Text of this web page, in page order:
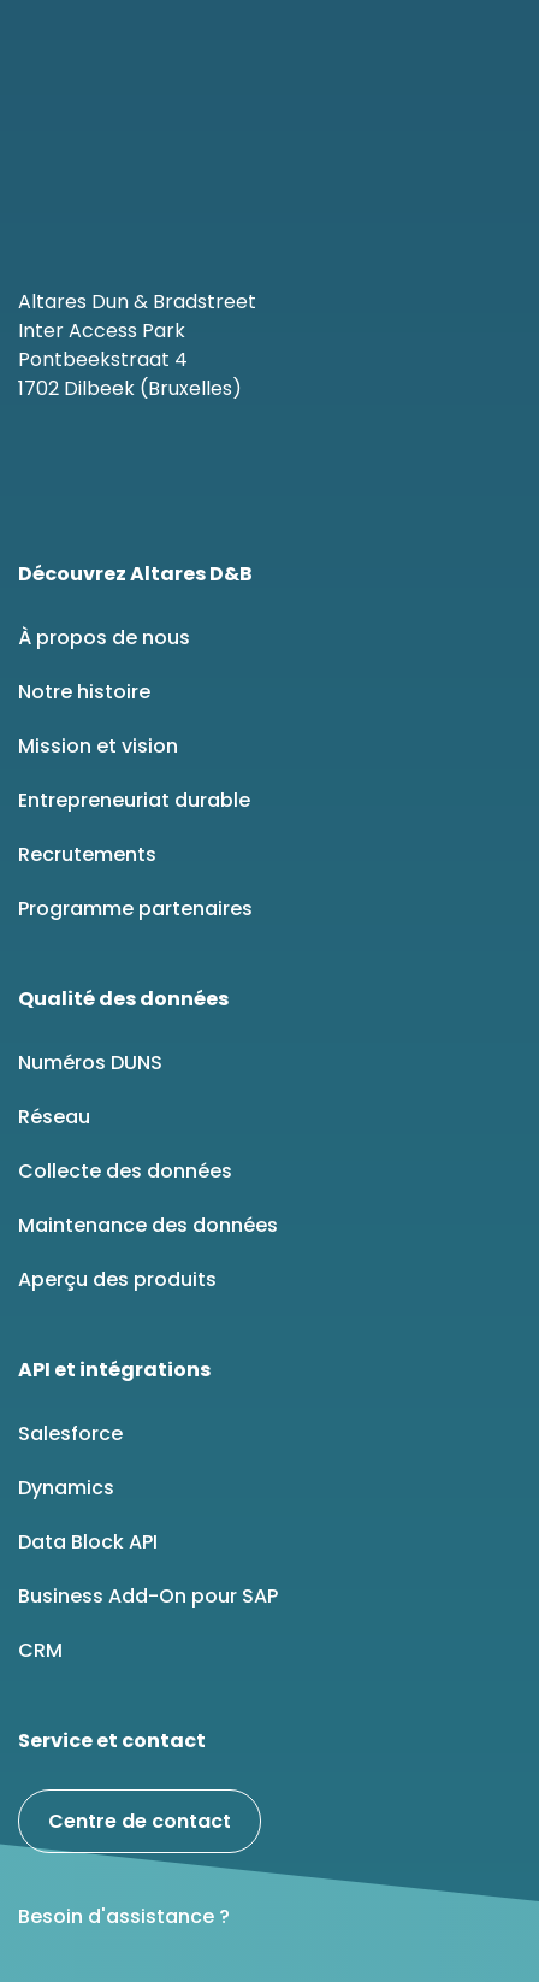
Altares Dun & Bradstreet
Inter Access Park
Pontbeekstraat 4
1702 Dilbeek (Bruxelles)
Découvrez Altares D&B
À propos de nous
Notre histoire
Mission et vision
Entrepreneuriat durable
Recrutements
Programme partenaires
Qualité des données
Numéros DUNS
Réseau
Collecte des données
Maintenance des données
Aperçu des produits
API et intégrations
Salesforce
Dynamics
Data Block API
Business Add-On pour SAP
CRM
Service et contact
Centre de contact
Besoin d'assistance ?